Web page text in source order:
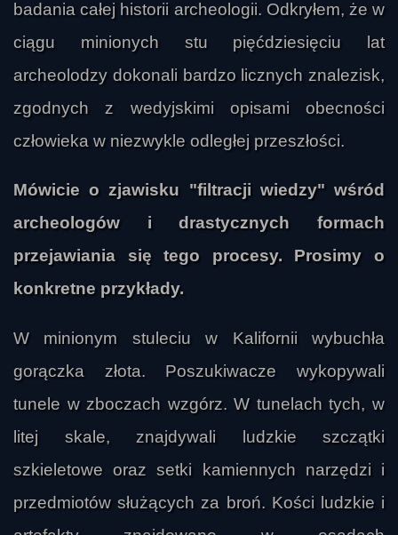
badania całej historii archeologii. Odkryłem, że w
ciągu minionych stu pięćdziesięciu lat
archeolodzy dokonali bardzo licznych znalezisk,
zgodnych z wedyjskimi opisami obecności
człowieka w niezwykle odległej przeszłości.
Mówicie o zjawisku "filtracji wiedzy" wśród
archeologów i drastycznych formach
przejawiania się tego procesy. Prosimy o
konkretne przykłady.
W minionym stuleciu w Kalifornii wybuchła
gorączka złota. Poszukiwacze wykopywali
tunele w zboczach wzgórz. W tunelach tych, w
litej skale, znajdywali ludzkie szczątki
szkieletowe oraz setki kamiennych narzędzi i
przedmiotów służących za broń. Kości ludzkie i